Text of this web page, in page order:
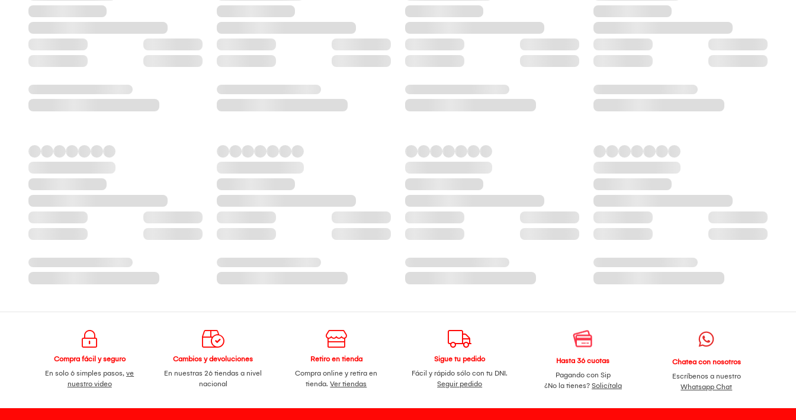
Compra fácil y seguro
En solo 6 simples pasos,ve
nuestro video
Cambios y devoluciones
En nuestras 26 tiendas a nivel
nacional
Retiro en tienda
Compra online y retira en
tienda.Ver tiendas
Sigue tu pedido
Fácil y rápido sólo con tu DNI.
Seguir pedido
Hasta 36 cuotas
Pagando con Sip
¿No la tienes? Solicítala
Chatea con nosotros
Escríbenos a nuestro
Whatsapp Chat